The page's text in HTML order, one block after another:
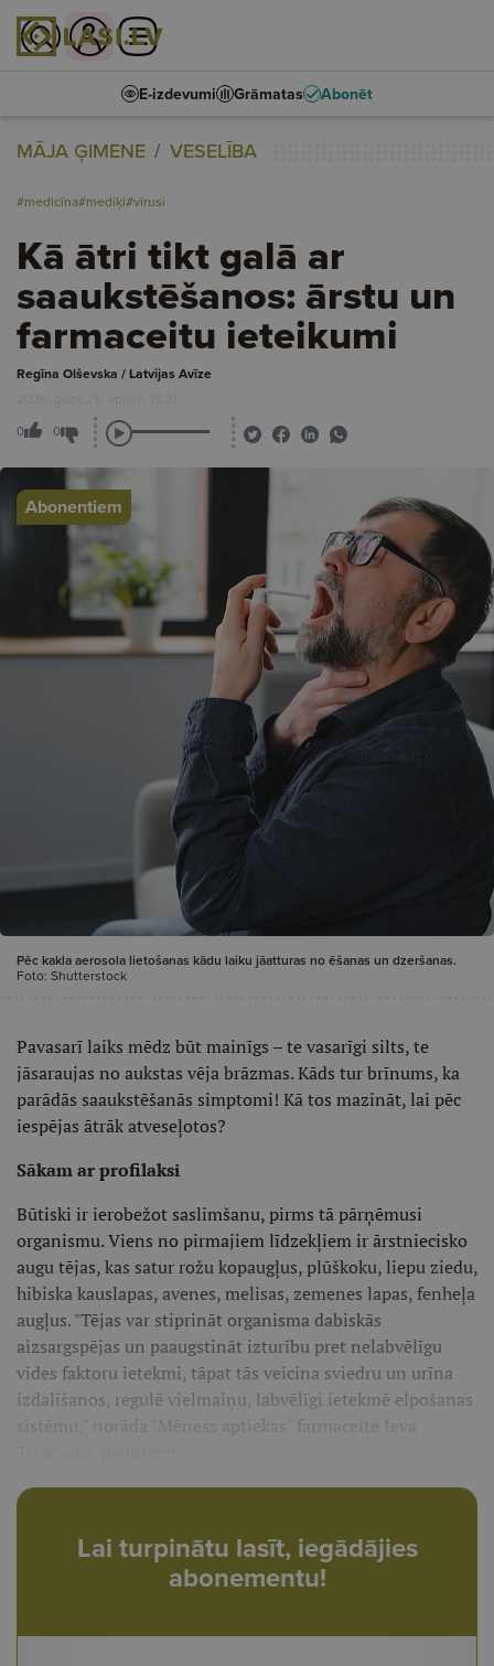
E-izdevumi Grāmatas Abonēt
MĀJA ĢIMENE VESELĪBA
#medicīna#mediķi#vīrusi
Kā ātri tikt galā ar
saaukstēšanos: ārstu un
farmaceitu ieteikumi
Regīna Olševska / Latvijas Avīze
2026. gada 25. aprīlis, 15:31
0 0
Abonentiem
Pēc kakla aerosola lietošanas kādu laiku jāatturas no ēšanas un dzeršanas.
Foto: Shutterstock
Pavasarī laiks mēdz būt mainīgs – te vasarīgi silts, te
jāsaraujas no aukstas vēja brāzmas. Kāds tur brīnums, ka
parādās saaukstēšanās simptomi! Kā tos mazināt, lai pēc
iespējas ātrāk atveseļotos?
Sākam ar profilaksi
Būtiski ir ierobežot saslimšanu, pirms tā pārņēmusi
organismu. Viens no pirmajiem līdzekļiem ir ārstniecisko
augu tējas, kas satur rožu kopaugļus, plūškoku, liepu ziedu,
hibiska kauslapas, avenes, melisas, zemenes lapas, fenheļa
augļus. "Tējas var stiprināt organisma dabiskās
aizsargspējas un paaugstināt izturību pret nelabvēlīgu
vides faktoru ietekmi, tāpat tās veicina sviedru un urīna
izdalīšanos, regulē vielmaiņu, labvēlīgi ietekmē elpošanas
sistēmu," norāda "Mēness aptiekas" farmaceite Ieva
Lai turpinātu lasīt, iegādājies
abonementu!